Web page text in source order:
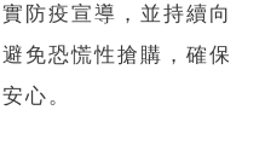
防疫宣導，並持續向
免恐慌性搶購，確保
心。